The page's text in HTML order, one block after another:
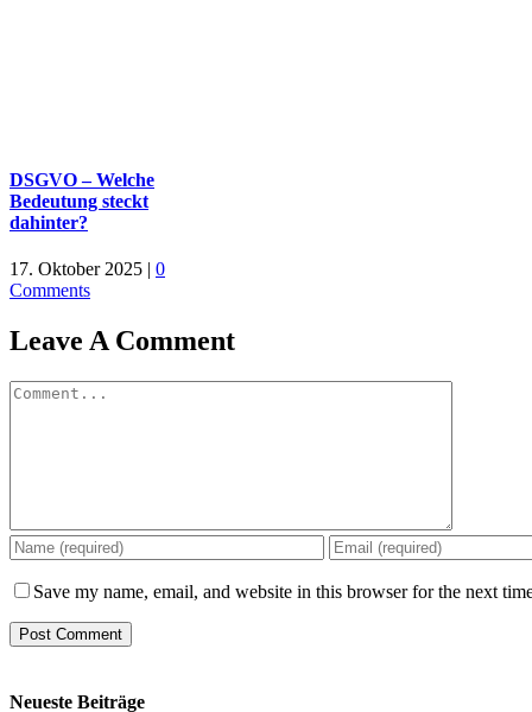
DSGVO – Welche
Bedeutung steckt
dahinter?
17. Oktober 2025
0
Comments
Leave A Comment
Comment
Save my name, email, and website in this browser for the next
Neueste Beiträge